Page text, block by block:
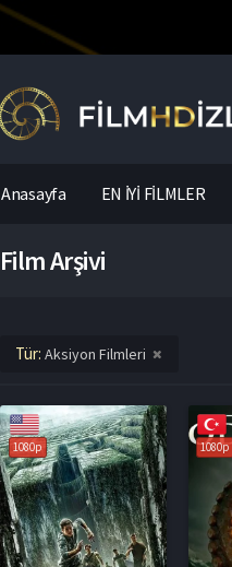
Anasayfa EN İYİ FİLMLER
Film Arşivi
Tür: Aksiyon Filmleri
1080p 1080p